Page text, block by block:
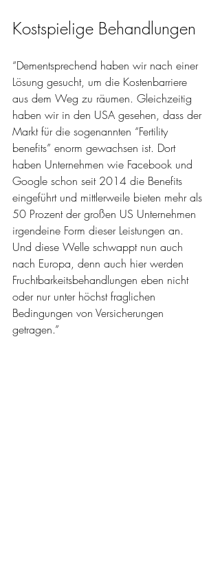
Kostspielige Behandlungen
“Dementsprechend haben wir nach einer
Lösung gesucht, um die Kostenbarriere
aus dem Weg zu räumen. Gleichzeitig
haben wir in den USA gesehen, dass der
Markt für die sogenannten “Fertility
benefits” enorm gewachsen ist. Dort
haben Unternehmen wie Facebook und
Google schon seit 2014 die Benefits
eingeführt und mittlerweile bieten mehr als
50 Prozent der großen US Unternehmen
irgendeine Form dieser Leistungen an.
Und diese Welle schwappt nun auch
nach Europa, denn auch hier werden
Fruchtbarkeitsbehandlungen eben nicht
oder nur unter höchst fraglichen
Bedingungen von Versicherungen
getragen.”